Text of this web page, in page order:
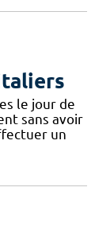
le jour de
sans avoir
un